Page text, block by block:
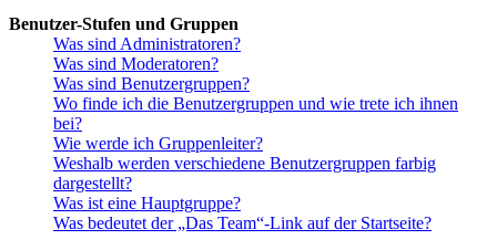
Benutzer-Stufen und Gruppen
Was sind Administratoren?
Was sind Moderatoren?
Was sind Benutzergruppen?
Wo finde ich die Benutzergruppen und wie trete ich ihnen
bei?
Wie werde ich Gruppenleiter?
Weshalb werden verschiedene Benutzergruppen farbig
dargestellt?
Was ist eine Hauptgruppe?
Was bedeutet der „Das Team“-Link auf der Startseite?